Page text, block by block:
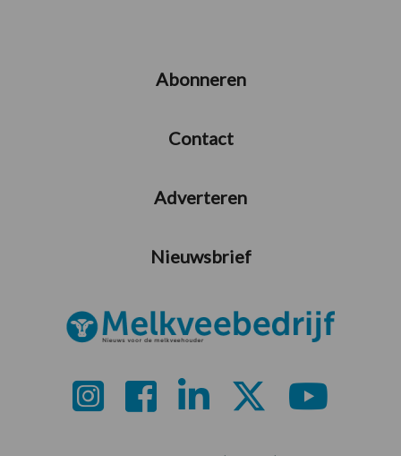
Abonneren
Contact
Adverteren
Nieuwsbrief